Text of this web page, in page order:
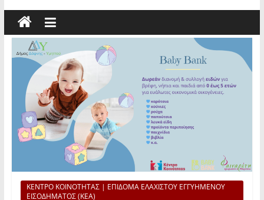
ΚΕΝΤΡΟ ΚΟΙΝΟΤΗΤΑΣ | ΕΠΙΔΟΜΑ ΕΛΑΧΙΣΤΟΥ ΕΓΓΥΗΜΕΝΟΥ
ΕΙΣΟΔΗΜΑΤΟΣ (ΚΕΑ)